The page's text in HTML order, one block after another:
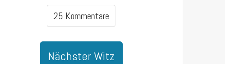
25 Kommentare
Nächster Witz